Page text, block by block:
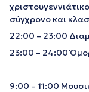
σύγχρονο και
22:00 – 23:00
23:00 – 24:00
9:00 – 11:00